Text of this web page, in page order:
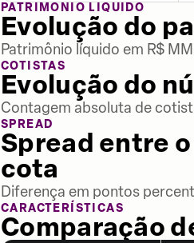
PATRIMÔNIO LÍQUIDO
Evolução do
Patrimônio líquido em R$
COTISTAS
Evolução do
Contagem absoluta de
SPREAD
Spread entre
cota
Diferença em pontos
CARACTERÍSTICAS
Comparação